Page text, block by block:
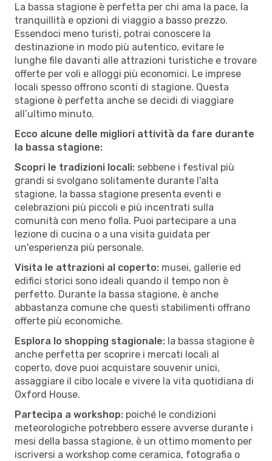
La bassa stagione è perfetta per chi ama la pace, la
tranquillità e opzioni di viaggio a basso prezzo.
Essendoci meno turisti, potrai conoscere la
destinazione in modo più autentico, evitare le
lunghe file davanti alle attrazioni turistiche e trovare
offerte per voli e alloggi più economici. Le imprese
locali spesso offrono sconti di stagione. Questa
stagione è perfetta anche se decidi di viaggiare
all’ultimo minuto.
Ecco alcune delle migliori attività da fare durante
la bassa stagione:
Scopri le tradizioni locali: sebbene i festival più
grandi si svolgano solitamente durante l'alta
stagione, la bassa stagione presenta eventi e
celebrazioni più piccoli e più incentrati sulla
comunità con meno folla. Puoi partecipare a una
lezione di cucina o a una visita guidata per
un'esperienza più personale.
Visita le attrazioni al coperto: musei, gallerie ed
edifici storici sono ideali quando il tempo non è
perfetto. Durante la bassa stagione, è anche
abbastanza comune che questi stabilimenti offrano
offerte più economiche.
Esplora lo shopping stagionale: la bassa stagione è
anche perfetta per scoprire i mercati locali al
coperto, dove puoi acquistare souvenir unici,
assaggiare il cibo locale e vivere la vita quotidiana di
Oxford House.
Partecipa a workshop: poiché le condizioni
meteorologiche potrebbero essere avverse durante i
mesi della bassa stagione, è un ottimo momento per
iscriversi a workshop come ceramica, fotografia o